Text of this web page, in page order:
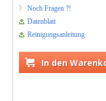
Noch Fragen ?!
Datenblatt
Reinigungsanleitung
In den